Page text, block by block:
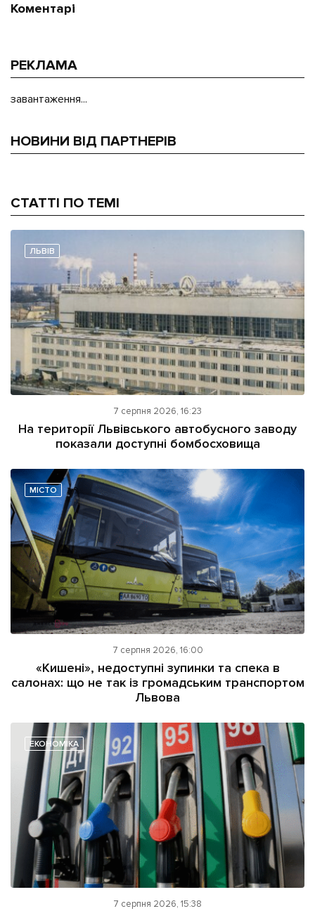
Коментарі
РЕКЛАМА
завантаження...
НОВИНИ ВІД ПАРТНЕРІВ
СТАТТІ ПО ТЕМІ
ЛЬВІВ
7 серпня 2026, 16:23
На території Львівського автобусного заводу
показали доступні бомбосховища
МІСТО
7 серпня 2026, 16:00
«Кишені», недоступні зупинки та спека в
салонах: що не так із громадським транспортом
Львова
ЕКОНОМІКА
7 серпня 2026, 15:38